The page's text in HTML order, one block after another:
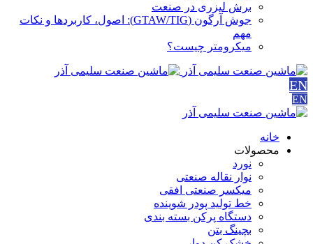
برش لیزری در صنعت
جوش آرگون (GTAW/TIG): اصول، کاربردها و نکات
مهم
میکرومتر چیست؟
EN
EN
خانه
محصولات
نورد
نوار نقاله صنعتی
ميكسر صنعتی افقی
خط تولید پودر شوينده
دستگاه پرکن بسته بندی
بچينگ بتن